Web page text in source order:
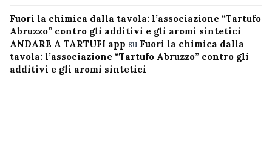
Fuori la chimica dalla tavola: l’associazione “Tartufo
Abruzzo” contro gli additivi e gli aromi sintetici
ANDARE A TARTUFI app su Fuori la chimica dalla
tavola: l’associazione “Tartufo Abruzzo” contro gli
additivi e gli aromi sintetici